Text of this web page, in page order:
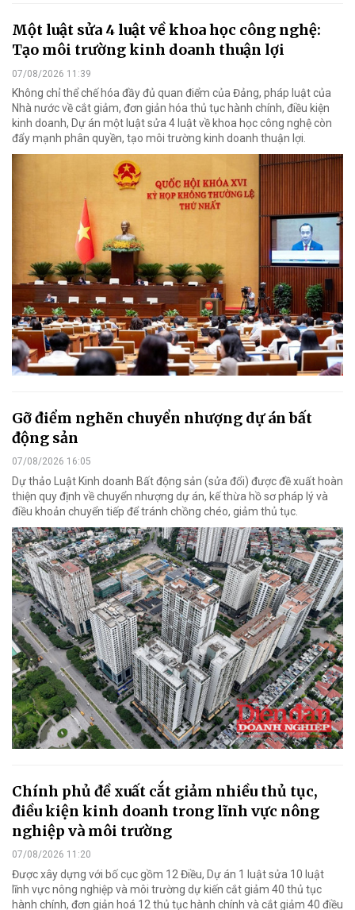
Một luật sửa 4 luật về khoa học công nghệ:
Tạo môi trường kinh doanh thuận lợi
07/08/2026 11:39
Không chỉ thể chế hóa đầy đủ quan điểm của Đảng, pháp luật của
Nhà nước về cắt giảm, đơn giản hóa thủ tục hành chính, điều kiện
kinh doanh, Dự án một luật sửa 4 luật về khoa học công nghệ còn
đẩy mạnh phân quyền, tạo môi trường kinh doanh thuận lợi.
Gỡ điểm nghẽn chuyển nhượng dự án bất
động sản
07/08/2026 16:05
Dự thảo Luật Kinh doanh Bất động sản (sửa đổi) được đề xuất hoàn
thiện quy định về chuyển nhượng dự án, kế thừa hồ sơ pháp lý và
điều khoản chuyển tiếp để tránh chồng chéo, giảm thủ tục.
Chính phủ đề xuất cắt giảm nhiều thủ tục,
điều kiện kinh doanh trong lĩnh vực nông
nghiệp và môi trường
07/08/2026 11:20
Được xây dựng với bố cục gồm 12 Điều, Dự án 1 luật sửa 10 luật
lĩnh vực nông nghiệp và môi trường dự kiến cắt giảm 40 thủ tục
hành chính, đơn giản hoá 12 thủ tục hành chính và cắt giảm 40 điều